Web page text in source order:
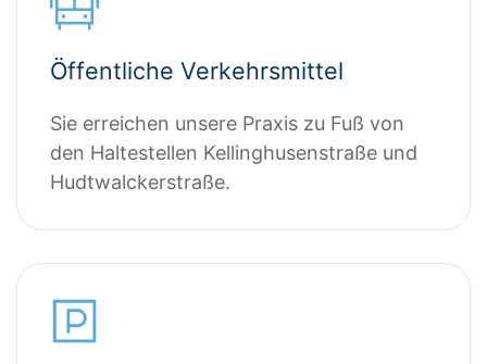
Öffentliche Verkehrsmittel
Sie erreichen unsere Praxis zu Fuß von
den Haltestellen Kellinghusenstraße und
Hudtwalckerstraße.